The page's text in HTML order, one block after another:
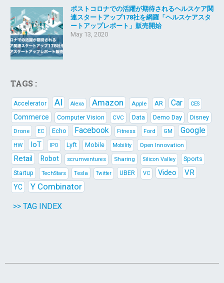
ポストコロナでの活躍が期待されるヘルスケア関
連スタートアップ178社を網羅「ヘルスケアスタ
ートアップレポート」販売開始
May 13, 2020
TAGS :
Accelerator AI Alexa Amazon Apple AR Car CES
Commerce Computer Vision CVC Data Demo Day
Disney
Drone
EC Echo Facebook Fitness Ford GM Google
HW IoT IPO Lyft Mobile Mobility Open Innovation
Retail Robot scrumventures Sharing Silicon Valley Sports
Startup TechStars Tesla Twitter UBER VC Video VR
YC Y Combinator
>> TAG INDEX